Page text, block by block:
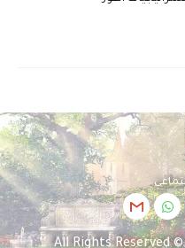
All Rights Reserved